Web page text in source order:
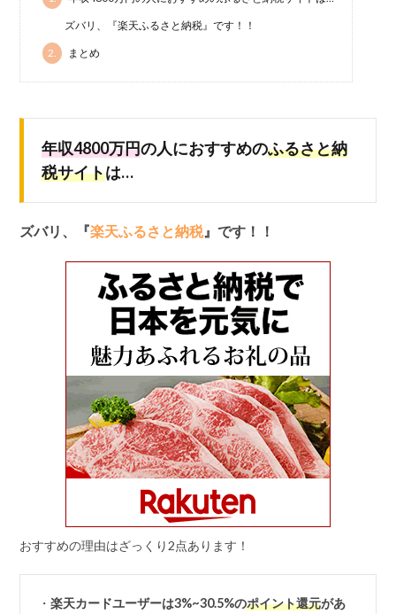
ズバリ、『楽天ふるさと納税』です！！
2. まとめ
年収4800万円の人におすすめのふるさと納
税サイトは…
ズバリ、『楽天ふるさと納税 』です！！
おすすめの理由はざっくり2点あります！
・楽天カードユーザーは3%~30.5%のポイント還元があ